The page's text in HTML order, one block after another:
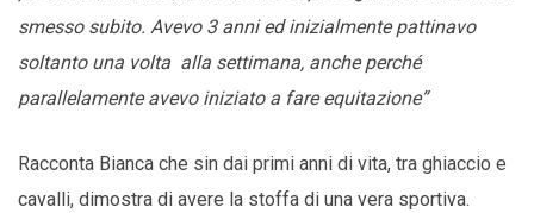
smesso subito. Avevo 3 anni ed inizialmente pattinavo
soltanto una volta alla settimana, anche perché
parallelamente avevo iniziato a fare equitazione”
Racconta Bianca che sin dai primi anni di vita, tra ghiaccio e
cavalli, dimostra di avere la stoffa di una vera sportiva.